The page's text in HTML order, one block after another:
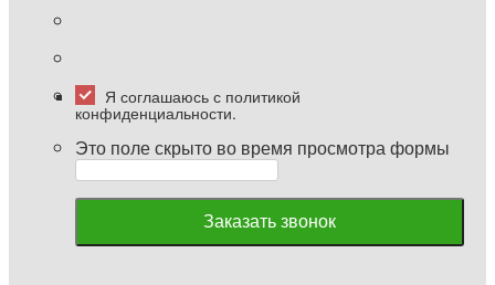
Я соглашаюсь с политикой
конфиденциальности.
Это поле скрыто во время просмотра формы
Заказать звонок